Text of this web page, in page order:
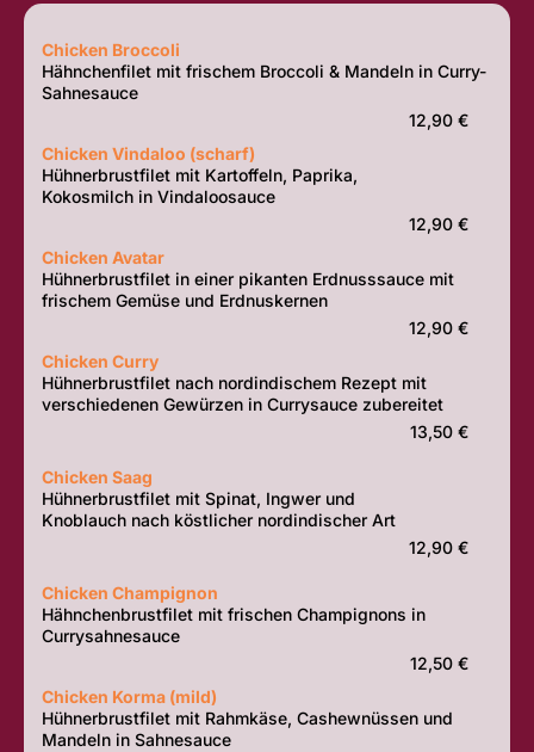
Chicken Broccoli
Hähnchenfilet mit frischem Broccoli & Mandeln in Curry-
Sahnesauce
12,90 €
Chicken Vindaloo (scharf)
Hühnerbrustfilet mit Kartoffeln, Paprika,
Kokosmilch in Vindaloosauce
12,90 €
Chicken Avatar
Hühnerbrustfilet in einer pikanten Erdnusssauce mit
frischem Gemüse und Erdnuskernen
12,90 €
Chicken Curry
Hühnerbrustfilet nach nordindischem Rezept mit
verschiedenen Gewürzen in Currysauce zubereitet
13,50 €
Chicken Saag
Hühnerbrustfilet mit Spinat, Ingwer und
Knoblauch nach köstlicher nordindischer Art
12,90 €
Chicken Champignon
Hähnchenbrustfilet mit frischen Champignons in
Currysahnesauce
12,50 €
Chicken Korma (mild)
Hühnerbrustfilet mit Rahmkäse, Cashewnüssen und
Mandeln in Sahnesauce